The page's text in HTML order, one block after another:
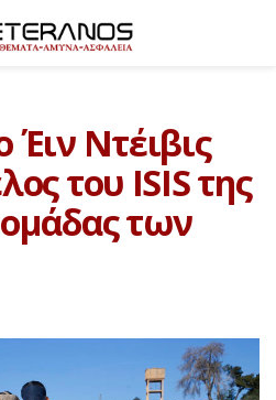
Ντέιβις
του ISIS της
των